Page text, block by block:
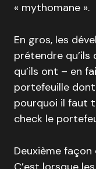
« mythomane ».
En gros, les
prétendre
qu’ils ont – en
portefeuille
pourquoi il faut
check le
Deuxième